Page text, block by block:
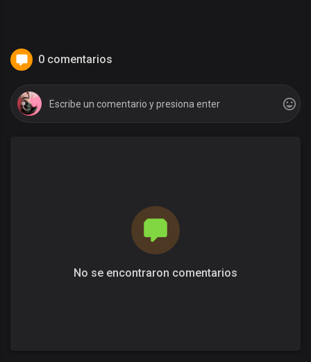
0 comentarios
No se encontraron comentarios